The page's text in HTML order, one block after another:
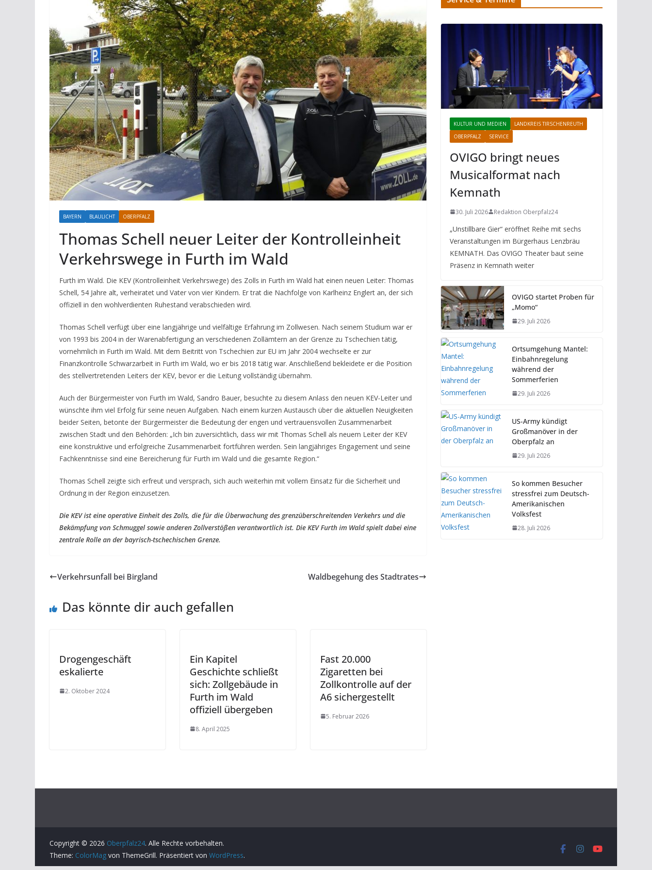
BAYERN BLAULICHT OBERPFALZ
Thomas Schell neuer Leiter der Kontrolleinheit
Verkehrswege in Furth im Wald
Furth im Wald. Die KEV (Kontrolleinheit Verkehrswege) des Zolls in Furth im Wald hat einen neuen Leiter: Thomas
Schell, 54 Jahre alt, verheiratet und Vater von vier Kindern. Er trat die Nachfolge von Karlheinz Englert an, der sich
offiziell in den wohlverdienten Ruhestand verabschieden wird.
Thomas Schell verfügt über eine langjährige und vielfältige Erfahrung im Zollwesen. Nach seinem Studium war er
von 1993 bis 2004 in der Warenabfertigung an verschiedenen Zollämtern an der Grenze zu Tschechien tätig,
vornehmlich in Furth im Wald. Mit dem Beitritt von Tschechien zur EU im Jahr 2004 wechselte er zur
Finanzkontrolle Schwarzarbeit in Furth im Wald, wo er bis 2018 tätig war. Anschließend bekleidete er die Position
des stellvertretenden Leiters der KEV, bevor er die Leitung vollständig übernahm.
Auch der Bürgermeister von Furth im Wald, Sandro Bauer, besuchte zu diesem Anlass den neuen KEV-Leiter und
wünschte ihm viel Erfolg für seine neuen Aufgaben. Nach einem kurzen Austausch über die aktuellen Neuigkeiten
beider Seiten, betonte der Bürgermeister die Bedeutung der engen und vertrauensvollen Zusammenarbeit
zwischen Stadt und den Behörden: „Ich bin zuversichtlich, dass wir mit Thomas Schell als neuem Leiter der KEV
eine konstruktive und erfolgreiche Zusammenarbeit fortführen werden. Sein langjähriges Engagement und seine
Fachkenntnisse sind eine Bereicherung für Furth im Wald und die gesamte Region.“
Thomas Schell zeigte sich erfreut und versprach, sich auch weiterhin mit vollem Einsatz für die Sicherheit und
Ordnung in der Region einzusetzen.
Die KEV ist eine operative Einheit des Zolls, die für die Überwachung des grenzüberschreitenden Verkehrs und die
Bekämpfung von Schmuggel sowie anderen Zollverstößen verantwortlich ist. Die KEV Furth im Wald spielt dabei eine
zentrale Rolle an der bayrisch-tschechischen Grenze.
Verkehrsunfall bei Birgland Waldbegehung des Stadtrates
Das könnte dir auch gefallen
Drogengeschäft
eskalierte
2. Oktober 2024
Ein Kapitel
Geschichte schließt
sich: Zollgebäude in
Furth im Wald
offiziell übergeben
8. April 2025
Fast 20.000
Zigaretten bei
Zollkontrolle auf der
A6 sichergestellt
5. Februar 2026
KULTUR UND MEDIEN
LANDKREIS TIRSCHENREUTH
OBERPFALZ
SERVICE
OVIGO bringt neues
Musicalformat nach
Kemnath
30. Juli 2026 Redaktion Oberpfalz24
„Unstillbare Gier“ eröffnet Reihe mit sechs
Veranstaltungen im Bürgerhaus Lenzbräu
KEMNATH. Das OVIGO Theater baut seine
Präsenz in Kemnath weiter
OVIGO startet Proben für
„Momo“
29. Juli 2026
Ortsumgehung Mantel:
Einbahnregelung
während der
Sommerferien
29. Juli 2026
US-Army kündigt
Großmanöver in der
Oberpfalz an
29. Juli 2026
So kommen Besucher
stressfrei zum Deutsch-
Amerikanischen
Volksfest
28. Juli 2026
Copyright © 2026 Oberpfalz24. Alle Rechte vorbehalten.
Theme: ColorMag von ThemeGrill. Präsentiert von WordPress.